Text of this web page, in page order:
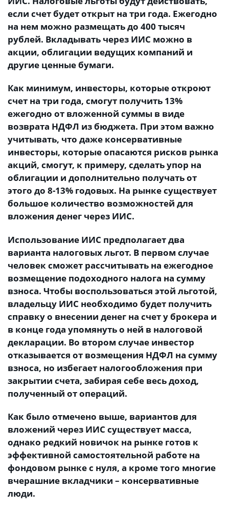
если счет будет открыт на три года. Ежегодно
на нем можно размещать до 400 тысяч
рублей. Вкладывать через ИИС можно в
акции, облигации ведущих компаний и
другие ценные бумаги.
Как минимум, инвесторы, которые откроют
счет на три года, смогут получить 13%
ежегодно от вложенной суммы в виде
возврата НДФЛ из бюджета. При этом важно
учитывать, что даже консервативные
инвесторы, которые опасаются рисков рынка
акций, смогут, к примеру, сделать упор на
облигации и дополнительно получать от
этого до 8-13% годовых. На рынке существует
большое количество возможностей для
вложения денег через ИИС.
Использование ИИС предполагает два
варианта налоговых льгот. В первом случае
человек сможет рассчитывать на ежегодное
возмещение подоходного налога на сумму
взноса. Чтобы воспользоваться этой льготой,
владельцу ИИС необходимо будет получить
справку о внесении денег на счет у брокера и
в конце года упомянуть о ней в налоговой
декларации. Во втором случае инвестор
отказывается от возмещения НДФЛ на сумму
взноса, но избегает налогообложения при
закрытии счета, забирая себе весь доход,
полученный от операций.
Как было отмечено выше, вариантов для
вложений через ИИС существует масса,
однако редкий новичок на рынке готов к
эффективной самостоятельной работе на
фондовом рынке с нуля, а кроме того многие
вчерашние вкладчики – консервативные
люди.